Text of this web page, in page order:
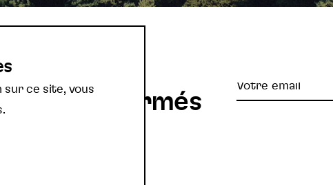
notre
informés
Votre
sur ce site, vous